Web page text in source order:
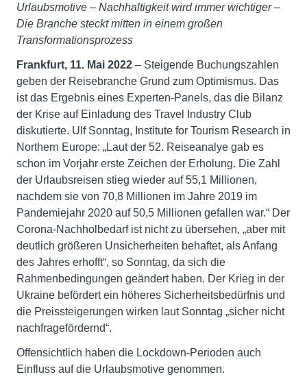
Urlaubsmotive – Nachhaltigkeit wird immer wichtiger –
Die Branche steckt mitten in einem großen
Transformationsprozess
Frankfurt, 11. Mai 2022 – Steigende Buchungszahlen
geben der Reisebranche Grund zum Optimismus. Das
ist das Ergebnis eines Experten-Panels, das die Bilanz
der Krise auf Einladung des Travel Industry Club
diskutierte. Ulf Sonntag, Institute for Tourism Research in
Northern Europe: „Laut der 52. Reiseanalye gab es
schon im Vorjahr erste Zeichen der Erholung. Die Zahl
der Urlaubsreisen stieg wieder auf 55,1 Millionen,
nachdem sie von 70,8 Millionen im Jahre 2019 im
Pandemiejahr 2020 auf 50,5 Millionen gefallen war.“ Der
Corona-Nachholbedarf ist nicht zu übersehen, „aber mit
deutlich größeren Unsicherheiten behaftet, als Anfang
des Jahres erhofft“, so Sonntag, da sich die
Rahmenbedingungen geändert haben. Der Krieg in der
Ukraine befördert ein höheres Sicherheitsbedürfnis und
die Preissteigerungen wirken laut Sonntag „sicher nicht
nachfragefördernd“.
Offensichtlich haben die Lockdown-Perioden auch
Einfluss auf die Urlaubsmotive genommen.